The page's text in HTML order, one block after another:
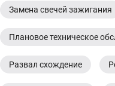
Замена свечей зажигания
Плановое техническое
Развал схождение